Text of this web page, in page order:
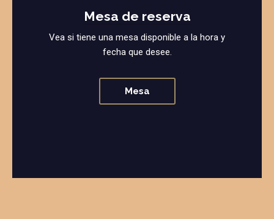
Mesa de reserva
Vea si tiene una mesa disponible a la hora y
fecha que desee.
Mesa